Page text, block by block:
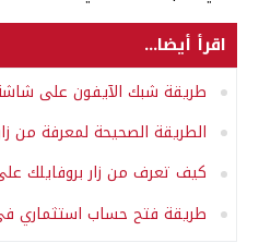
اقرأ أيضا...
طريقة شبك الآيفون على
الطريقة الصحيحة لمعرفة من
كيف تعرف من زار بروفايلك
طريقة فتح حساب استثماري